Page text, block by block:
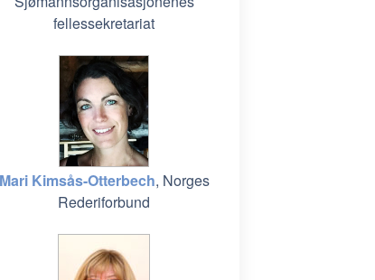
fellessekretariat
Mari Kimsås-Otterbech, Norges
Rederiforbund